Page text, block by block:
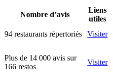
Nombre d’avis
Liens
utiles
94 restaurants répertoriés Visiter
Plus de 14 000 avis sur
166 restos
Visiter